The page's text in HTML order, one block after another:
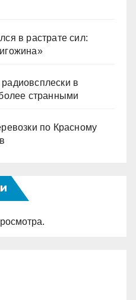
в растрате сил:
в
странными
по Красному